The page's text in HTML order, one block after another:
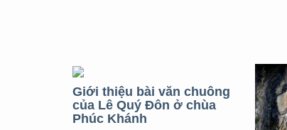
Giới thiệu bài văn chuông
của Lê Quý Đôn ở chùa
Phúc Khánh